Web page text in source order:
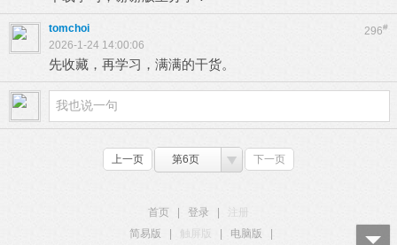
296#
tomchoi
2026-1-24 14:00:06
先收藏，再学习，满满的干货。
上一页 第6页 下一页
首页 登录
简易版
触屏版 电脑版